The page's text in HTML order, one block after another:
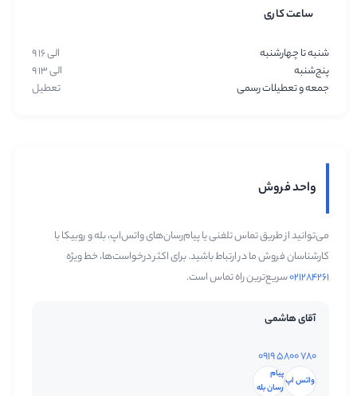
ساعت کاری
شنبه تا چهارشنبه
۹ الی ۱۶
پنج‌شنبه
۹ الی ۱۳
جمعه و تعطیلات رسمی
تعطیل
واحد فروش
می‌توانید از طریق تماس تلفنی یا پیام‌رسان‌های واتس‌اپ، بله و روبیکا با
کارشناسان فروش ما در ارتباط باشید. برای اکثر درخواست‌ها، خط ویژه
۰۲۱۲۸۴۲۶۱سریع‌ترین راه تماس است.
آقای هاشمی
۰۹۱۹ ۵۸۰۰ ۷۸۰
واتس اپ
پیام
رسان بله